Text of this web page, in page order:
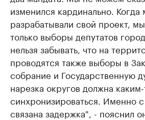
изменился кардинально. Когда
разрабатывали свой проект,
только выборы депутатов
нельзя забывать, что на
проводятся также выборы в
собрание и Государственную
нарезка округов должна
синхронизироваться. Именно
связана задержка", - пояснил